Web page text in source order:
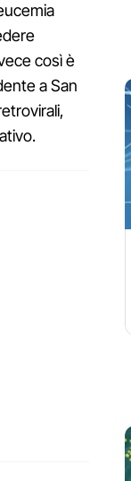
così è
a San